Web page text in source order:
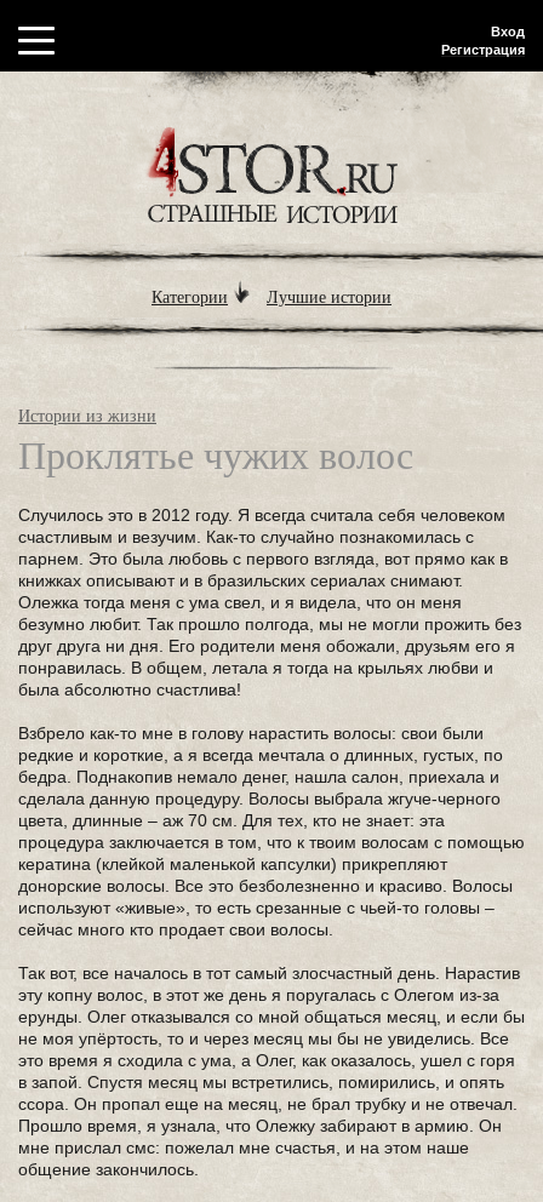
Вход
Регистрация
Категории Лучшие истории
Истории из жизни
Проклятье чужих волос
Случилось это в 2012 году. Я всегда считала себя человеком
счастливым и везучим. Как-то случайно познакомилась с
парнем. Это была любовь с первого взгляда, вот прямо как в
книжках описывают и в бразильских сериалах снимают.
Олежка тогда меня с ума свел, и я видела, что он меня
безумно любит. Так прошло полгода, мы не могли прожить без
друг друга ни дня. Его родители меня обожали, друзьям его я
понравилась. В общем, летала я тогда на крыльях любви и
была абсолютно счастлива!
Взбрело как-то мне в голову нарастить волосы: свои были
редкие и короткие, а я всегда мечтала о длинных, густых, по
бедра. Поднакопив немало денег, нашла салон, приехала и
сделала данную процедуру. Волосы выбрала жгуче-черного
цвета, длинные – аж 70 см. Для тех, кто не знает: эта
процедура заключается в том, что к твоим волосам с помощью
кератина (клейкой маленькой капсулки) прикрепляют
донорские волосы. Все это безболезненно и красиво. Волосы
используют «живые», то есть срезанные с чьей-то головы –
сейчас много кто продает свои волосы.
Так вот, все началось в тот самый злосчастный день. Нарастив
эту копну волос, в этот же день я поругалась с Олегом из-за
ерунды. Олег отказывался со мной общаться месяц, и если бы
не моя упёртость, то и через месяц мы бы не увиделись. Все
это время я сходила с ума, а Олег, как оказалось, ушел с горя
в запой. Спустя месяц мы встретились, помирились, и опять
ссора. Он пропал еще на месяц, не брал трубку и не отвечал.
Прошло время, я узнала, что Олежку забирают в армию. Он
мне прислал смс: пожелал мне счастья, и на этом наше
общение закончилось.